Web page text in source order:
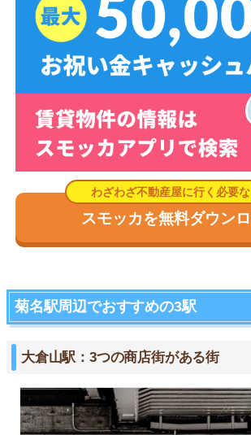
スモッカを無料ダウン
菊名駅周辺でおすすめの3駅
大倉山駅：3つの商店街がある街